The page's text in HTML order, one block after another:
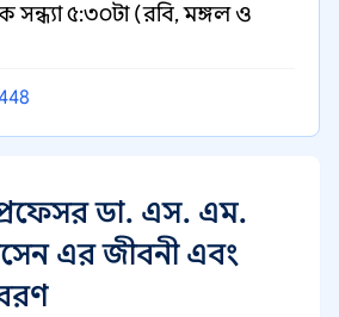
সন্ধ্যা ৫:৩০টা (রবি, মঙ্গল ও
ডা. এস. এম.
এর জীবনী এবং